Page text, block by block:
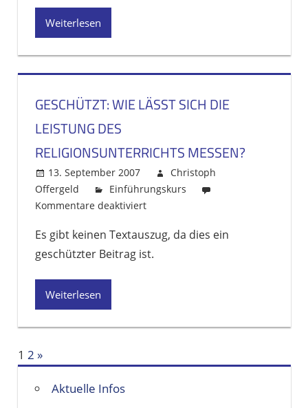
derWeiterlesen
GESCHÜTZT: WIE LÄSST SICH DIE
LEISTUNG DES
RELIGIONSUNTERRICHTS MESSEN?
13. September 2007
Christoph
Offergeld
Einführungskurs
Kommentare deaktiviert
Wie
lässt
Es gibt keinen Textauszug, da dies ein
geschützter Beitrag ist.
Weiterlesen
Beitragsnavigation
1 2 Nächste
»
Aktuelle Infos